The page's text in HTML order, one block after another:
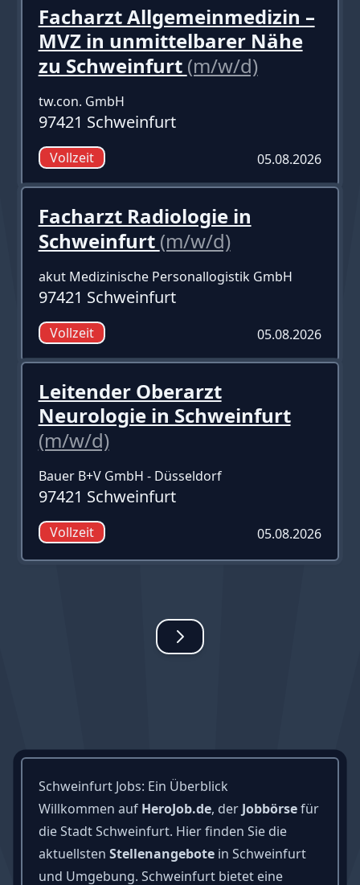
Facharzt Allgemeinmedizin –
MVZ in unmittelbarer Nähe
zu Schweinfurt (m/w/d)
tw.con. GmbH
97421 Schweinfurt
Vollzeit 05.08.2026
Facharzt Radiologie in
Schweinfurt (m/w/d)
akut Medizinische Personallogistik GmbH
97421 Schweinfurt
Vollzeit 05.08.2026
Leitender Oberarzt
Neurologie in Schweinfurt
(m/w/d)
Bauer B+V GmbH - Düsseldorf
97421 Schweinfurt
Vollzeit 05.08.2026
Schweinfurt Jobs: Ein Überblick
Willkommen auf HeroJob.de, der Jobbörsefür
die Stadt Schweinfurt. Hier finden Sie die
aktuellsten Stellenangebotein Schweinfurt
und Umgebung. Schweinfurt bietet eine